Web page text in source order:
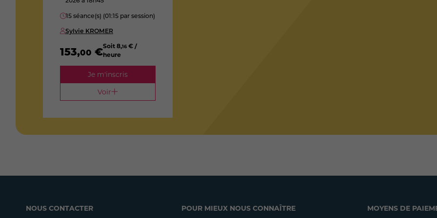
15 séance(s) (01:15 par session)
Sylvie KROMER
153,00 €Soit8,16 € /
heure
Je m'inscris
Voir
NOUS CONTACTER POUR MIEUX NOUS CONNAÎTRE MOYENS DE